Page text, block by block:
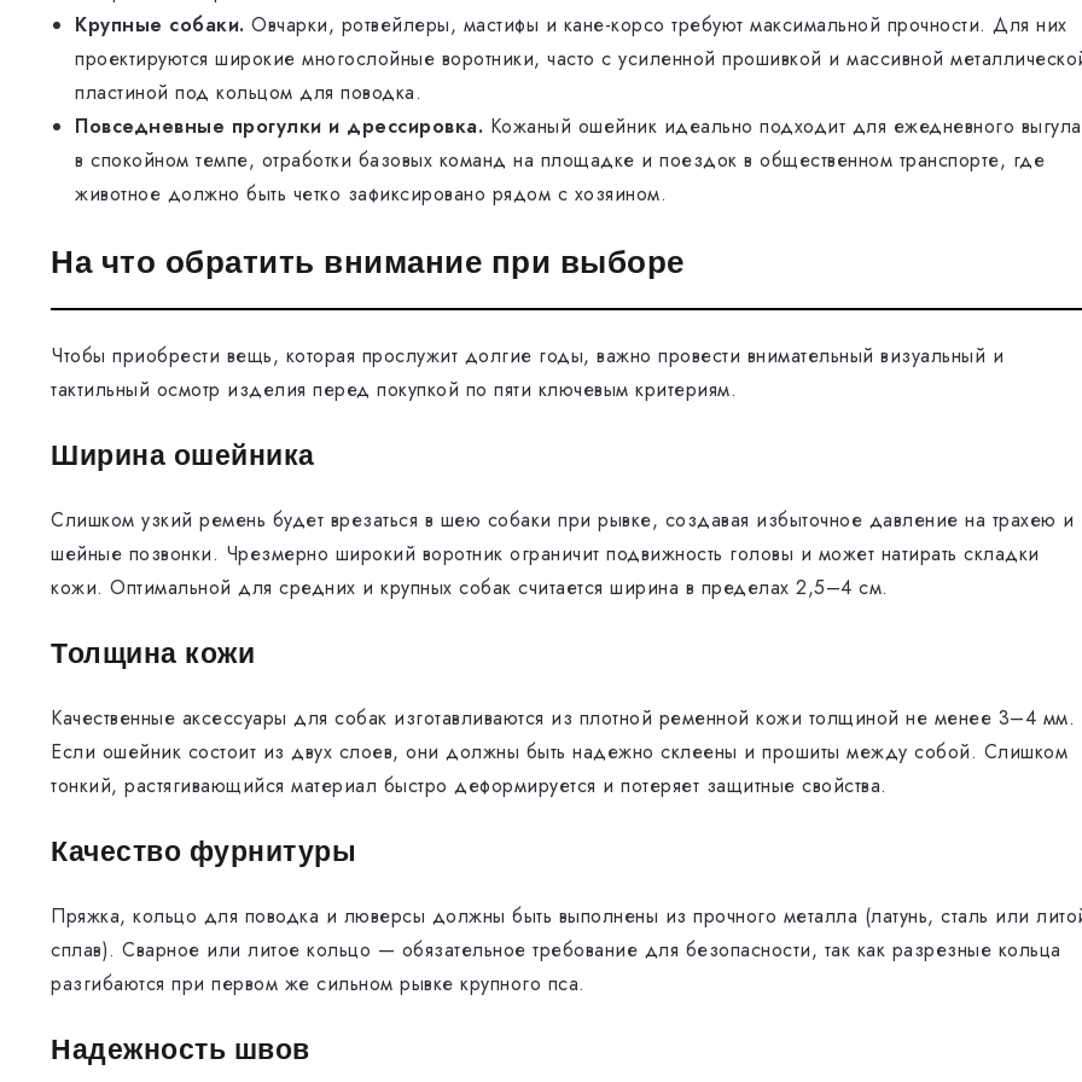
Крупные собаки. Овчарки, ротвейлеры, мастифы и кане-корсо требуют максимальной прочности. Для них
проектируются широкие многослойные воротники, часто с усиленной прошивкой и массивной
пластиной под кольцом для поводка.
Повседневные прогулки и дрессировка. Кожаный ошейник идеально подходит для ежедневного выгула
в спокойном темпе, отработки базовых команд на площадке и поездок в общественном транспорте, где
животное должно быть четко зафиксировано рядом с хозяином.
На что обратить внимание при выборе
Чтобы приобрести вещь, которая прослужит долгие годы, важно провести внимательный визуальный и
тактильный осмотр изделия перед покупкой по пяти ключевым критериям.
Ширина ошейника
Слишком узкий ремень будет врезаться в шею собаки при рывке, создавая избыточное давление на трахею и
шейные позвонки. Чрезмерно широкий воротник ограничит подвижность головы и может натирать складки
кожи. Оптимальной для средних и крупных собак считается ширина в пределах 2,5–4 см.
Толщина кожи
Качественные аксессуары для собак изготавливаются из плотной ременной кожи толщиной не менее 3–4 мм.
Если ошейник состоит из двух слоев, они должны быть надежно склеены и прошиты между собой. Слишком
тонкий, растягивающийся материал быстро деформируется и потеряет защитные свойства.
Качество фурнитуры
Пряжка, кольцо для поводка и люверсы должны быть выполнены из прочного металла (латунь, сталь или
сплав). Сварное или литое кольцо — обязательное требование для безопасности, так как разрезные кольца
разгибаются при первом же сильном рывке крупного пса.
Надежность швов